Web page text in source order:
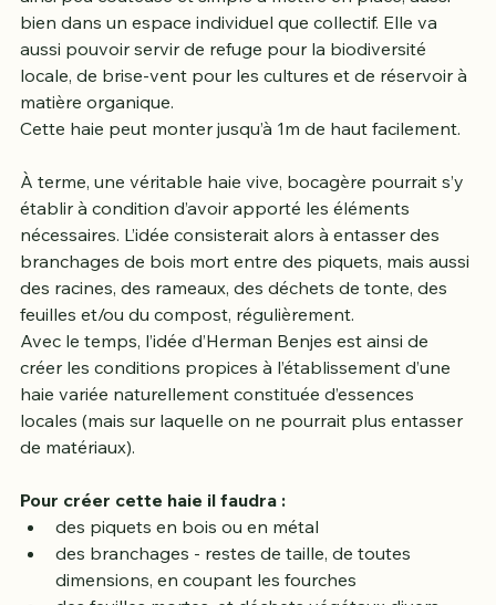
de taille, on l'appelle haie morte ou haie sèche. Elle est
ainsi peu coûteuse et simple à mettre en place, aussi
bien dans un espace individuel que collectif. Elle va
aussi pouvoir servir de refuge pour la biodiversité
locale, de brise-vent pour les cultures et de réservoir à
matière organique.
Cette haie peut monter jusqu’à 1m de haut facilement.
À terme, une véritable haie vive, bocagère pourrait s’y
établir à condition d’avoir apporté les éléments
nécessaires. L’idée consisterait alors à entasser des
branchages de bois mort entre des piquets, mais aussi
des racines, des rameaux, des déchets de tonte, des
feuilles et/ou du compost, régulièrement.
Avec le temps, l’idée d’Herman Benjes est ainsi de
créer les conditions propices à l’établissement d’une
haie variée naturellement constituée d’essences
locales (mais sur laquelle on ne pourrait plus entasser
Pour créer cette haie il faudra :
des piquets en bois ou en métal
des branchages - restes de taille, de toutes